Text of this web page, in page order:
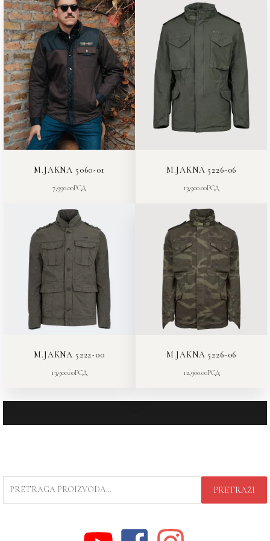
M.JAKNA 5060-01
7,990.00РСД
M.JAKNA 5226-06
13,900.00РСД
M.JAKNA 5222-00
13,900.00РСД
M.JAKNA 5226-06
12,900.00РСД
ZA:
PRETRAŽI